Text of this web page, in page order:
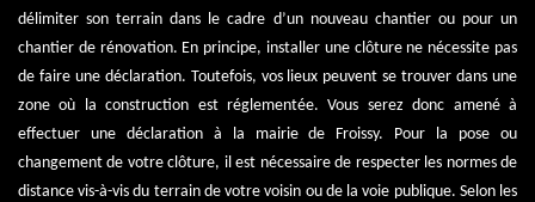
délimiter son terrain dans le cadre d’un nouveau chantier ou pour un
chantier de rénovation. En principe, installer une clôture ne nécessite pas
de faire une déclaration. Toutefois, vos lieux peuvent se trouver dans une
zone où la construction est réglementée. Vous serez donc amené à
effectuer une déclaration à la mairie de Froissy. Pour la pose ou
changement de votre clôture, il est nécessaire de respecter les normes de
distance vis-à-vis du terrain de votre voisin ou de la voie publique. Selon les